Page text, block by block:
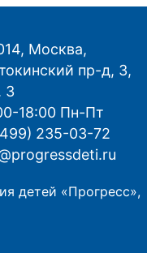
Москва,
пр-д, 3,
3
18:00 Пн-Пт
235-03-72
детей «Прогресс»,